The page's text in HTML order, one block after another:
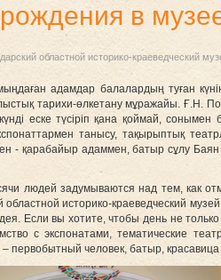
в
областной историко-краеведческий
адамдар балалардың туған
тарихи-өлкетану мұражайы. Ғ.Н.
еске түсіріп қана қоймай,
танысу, тақырыптық
- қарабайыр адаммен, батыр сұлу Баян
людей задумываются над тем, как
областной историко-краеведческий
Если вы хотите, чтобы день не
с экспонатами, тематические
первобытный человек, батыр,